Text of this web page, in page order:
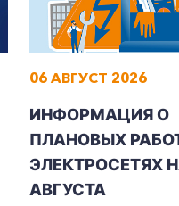
06 АВГУСТ 2026
ИНФОРМАЦИЯ О
ПЛАНОВЫХ
ЭЛЕКТРОСЕТЯХ
АВГУСТА